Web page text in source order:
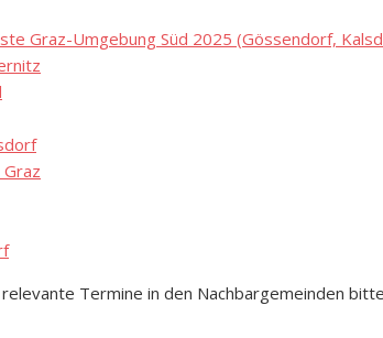
Graz-Umgebung Süd 2025 (Gössendorf,
Termine in den Nachbargemeinden